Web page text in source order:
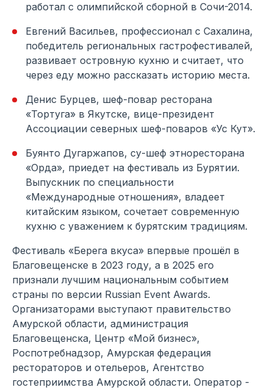
работал с олимпийской сборной в Сочи-2014.
Евгений Васильев, профессионал с Сахалина,
победитель региональных гастрофестивалей,
развивает островную кухню и считает, что
через еду можно рассказать историю места.
Денис Бурцев, шеф-повар ресторана
«Тортуга» в Якутске, вице-президент
Ассоциации северных шеф-поваров «Ус Кут».
Буянто Дугаржапов, су-шеф этноресторана
«Орда», приедет на фестиваль из Бурятии.
Выпускник по специальности
«Международные отношения», владеет
китайским языком, сочетает современную
кухню с уважением к бурятским традициям.
Фестиваль «Берега вкуса» впервые прошёл в
Благовещенске в 2023 году, а в 2025 его
признали лучшим национальным событием
страны по версии Russian Event Awards.
Организаторами выступают правительство
Амурской области, администрация
Благовещенска, Центр «Мой бизнес»,
Роспотребнадзор, Амурская федерация
рестораторов и отельеров, Агентство
гостеприимства Амурской области. Оператор -